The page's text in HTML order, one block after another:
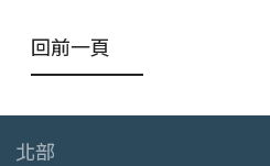
回前一頁
北部